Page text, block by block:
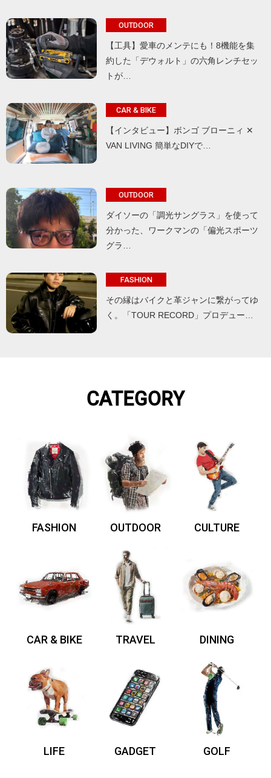
OUTDOOR
【工具】愛車のメンテにも！8機能を集
約した「デウォルト」の六角レンチセッ
トが…
CAR & BIKE
【インタビュー】ボンゴ ブローニィ ✕
VAN LIVING 簡単なDIYで…
OUTDOOR
ダイソーの「調光サングラス」を使って
分かった、ワークマンの「偏光スポーツ
グラ…
FASHION
その縁はバイクと革ジャンに繋がってゆ
く。「TOUR RECORD」プロデュー…
CATEGORY
FASHION OUTDOOR CULTURE
CAR & BIKE TRAVEL DINING
LIFE GADGET GOLF